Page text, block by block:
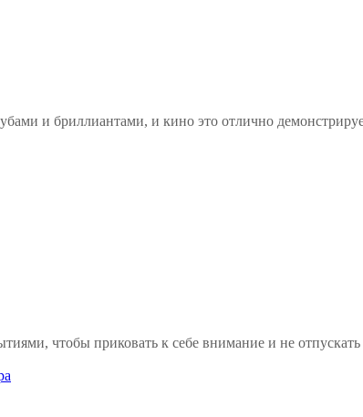
и бриллиантами, и кино это отлично
чтобы приковать к себе внимание и не отпускать